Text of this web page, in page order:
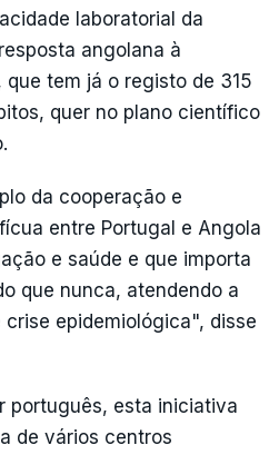
laboratorial da
angolana à
tem já o registo de 315
quer no plano científico
da cooperação e
entre Portugal e Angola
e saúde e que importa
que nunca, atendendo a
epidemiológica", disse
português, esta iniciativa
de vários centros